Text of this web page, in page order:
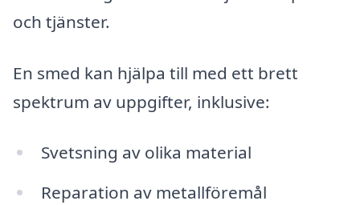
och tjänster.
En smed kan hjälpa till med ett brett
spektrum av uppgifter, inklusive:
Svetsning av olika material
Reparation av metallföremål